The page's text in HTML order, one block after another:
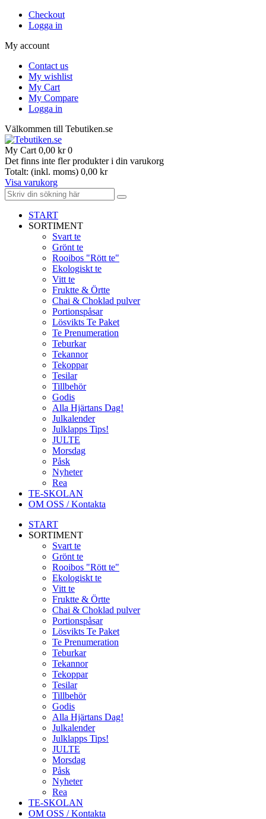
Checkout
Logga in
My account
Contact us
My wishlist
My Cart
My Compare
Logga in
Välkommen till Tebutiken.se
My Cart 0,00 kr 0
Det finns inte fler produkter i din varukorg
Totalt: (inkl. moms) 0,00 kr
Visa varukorg
START
SORTIMENT
Svart te
Grönt te
Rooibos "Rött te"
Ekologiskt te
Vitt te
Fruktte & Örtte
Chai & Choklad pulver
Portionspåsar
Lösvikts Te Paket
Te Prenumeration
Teburkar
Tekannor
Tekoppar
Tesilar
Tillbehör
Godis
Alla Hjärtans Dag!
Julkalender
Julklapps Tips!
JULTE
Morsdag
Påsk
Nyheter
Rea
TE-SKOLAN
OM OSS / Kontakta
START
SORTIMENT
Svart te
Grönt te
Rooibos "Rött te"
Ekologiskt te
Vitt te
Fruktte & Örtte
Chai & Choklad pulver
Portionspåsar
Lösvikts Te Paket
Te Prenumeration
Teburkar
Tekannor
Tekoppar
Tesilar
Tillbehör
Godis
Alla Hjärtans Dag!
Julkalender
Julklapps Tips!
JULTE
Morsdag
Påsk
Nyheter
Rea
TE-SKOLAN
OM OSS / Kontakta